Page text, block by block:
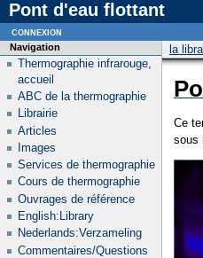
Pont d'eau flottant
la
Ce
sous
Navigation
Thermographie infrarouge,
accueil
ABC de la thermographie
Librairie
Articles
Images
Services de thermographie
Cours de thermographie
Ouvrages de référence
English:Library
Nederlands:Verzameling
Commentaires/Questions
connexion